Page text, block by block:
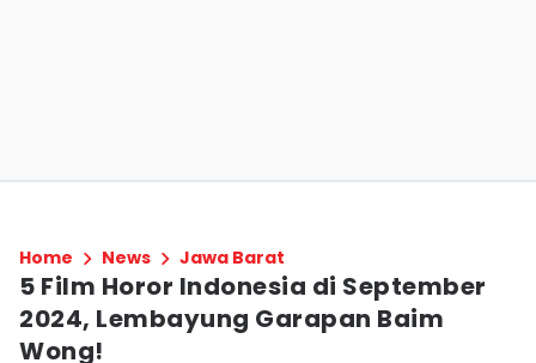
Home News Jawa Barat
5 Film Horor Indonesia di September
2024, Lembayung Garapan Baim
Wong!